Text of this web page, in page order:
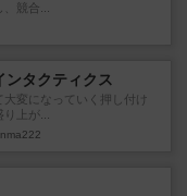
競合...
ンタクティクス
大変になっていく押し付け
上が...